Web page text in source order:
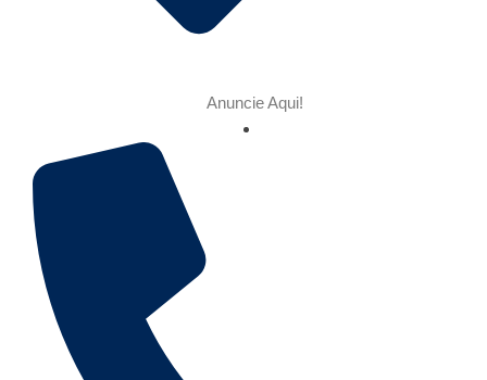
Anuncie Aqui!